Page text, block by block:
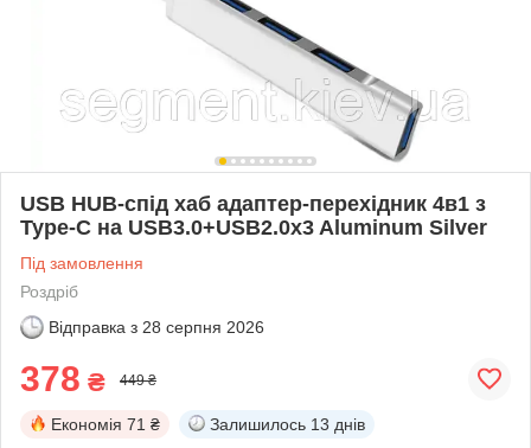
USB HUB-спід хаб адаптер-перехідник 4в1 з
Type-C на USB3.0+USB2.0x3 Aluminum Silver
Під замовлення
Роздріб
Відправка з 28 серпня 2026
378 ₴ 449 ₴
Економія 71 ₴ Залишилось 13 днів